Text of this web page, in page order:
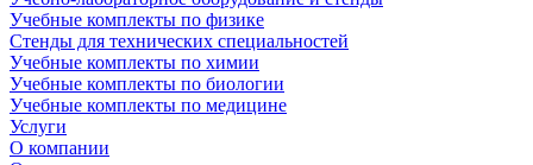
Учебные комплекты по физике
Стенды для технических специальностей
Учебные комплекты по химии
Учебные комплекты по биологии
Учебные комплекты по медицине
Услуги
О компании